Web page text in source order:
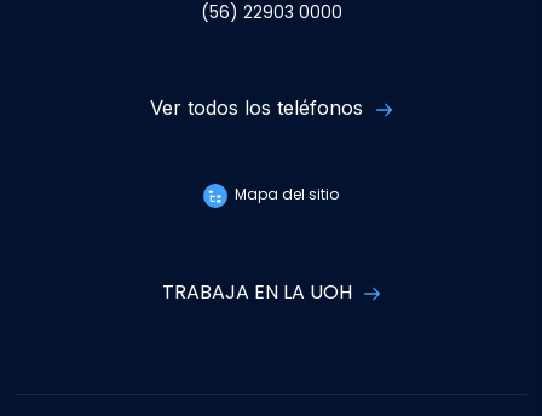
(56) 22903 0000
Ver todos los teléfonos
Mapa del sitio
TRABAJA EN LA UOH